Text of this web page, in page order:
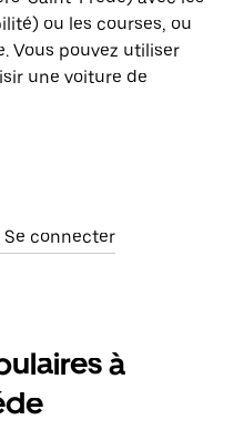
ou les courses, ou
Vous pouvez utiliser
une voiture de
Se connecter
à